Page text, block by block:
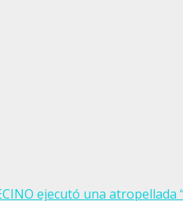
ejecutó una atropellada